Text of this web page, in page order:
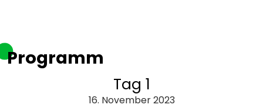
Programm
Tag 1
16. November 2023